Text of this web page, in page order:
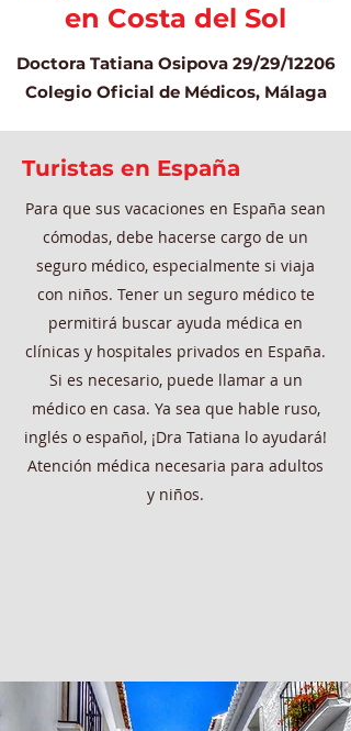
en Costa del Sol
Doctora Tatiana Osipova 29/29/12206
Colegio Oficial de Médicos, Málaga
Turistas en España
Para que sus vacaciones en España sean
cómodas, debe hacerse cargo de un
seguro médico, especialmente si viaja
con niños. Tener un seguro médico te
permitirá buscar ayuda médica en
clínicas y hospitales privados en España.
Si es necesario, puede llamar a un
médico en casa. Ya sea que hable ruso,
inglés o español, ¡Dra Tatiana lo ayudará!
Atención médica necesaria para adultos
y niños.